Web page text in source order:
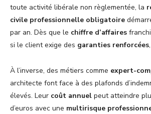
toute activité libérale non règlementée, la
civile professionnelle obligatoire
par an. Dès que le chiffre d’affaires
si le client exige des garanties renforcées
À l’inverse, des métiers comme expert-
architecte font face à des plafonds
élevés. Leur coût annuel peut atteindre
d’euros avec une multirisque